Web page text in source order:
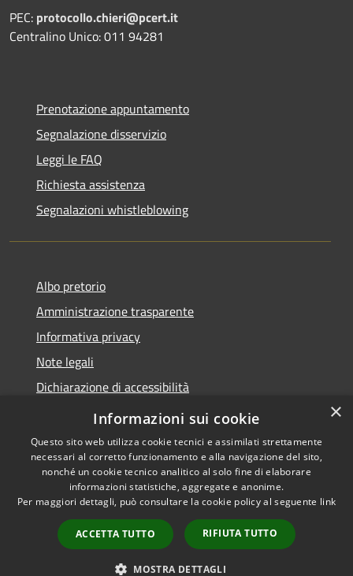
PEC: protocollo.chieri@pcert.it
Centralino Unico: 011 94281
Prenotazione appuntamento
Segnalazione disservizio
Leggi le FAQ
Richiesta assistenza
Segnalazioni whistleblowing
Albo pretorio
Amministrazione trasparente
Informativa privacy
Note legali
Dichiarazione di accessibilità
Meccanismo di Feedback
Accessibilità
Copyright © 2026 • Comune di
Chieri • Powered by
Municipium•
Accesso
redazione
×
Informazioni sui cookie
Questo sito web utilizza cookie tecnici e assimilati strettamente
necessari al corretto funzionamento e alla navigazione del sito,
nonché un cookie tecnico analitico al solo fine di elaborare
informazioni statistiche, aggregate e anonime.
Per maggiori dettagli, può consultare la cookie policy al seguente link
ACCETTA TUTTO RIFIUTA TUTTO
MOSTRA DETTAGLI